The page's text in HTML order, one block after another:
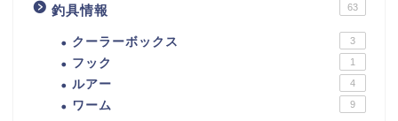
釣具情報 63
クーラーボックス 3
フック 1
ルアー 4
ワーム 9